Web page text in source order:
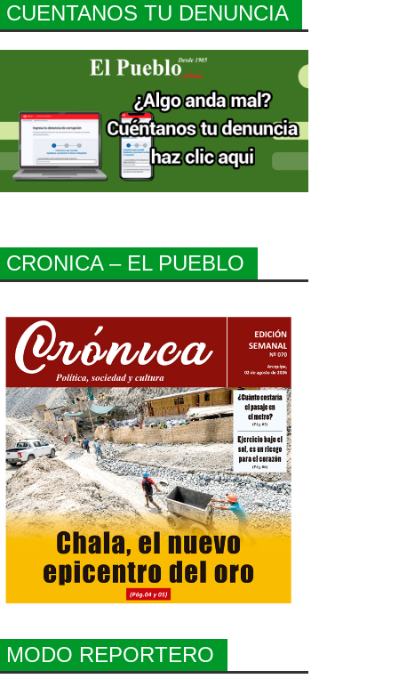
CUENTANOS TU DENUNCIA
CRONICA – EL PUEBLO
MODO REPORTERO